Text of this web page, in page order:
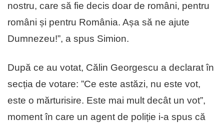
nostru, care să fie decis doar de români, pentru
români și pentru România. Așa să ne ajute
Dumnezeu!”, a spus Simion.
După ce au votat, Călin Georgescu a declarat în
secția de votare: ”Ce este astăzi, nu este vot,
este o mărturisire. Este mai mult decât un vot”,
moment în care un agent de poliție i-a spus că